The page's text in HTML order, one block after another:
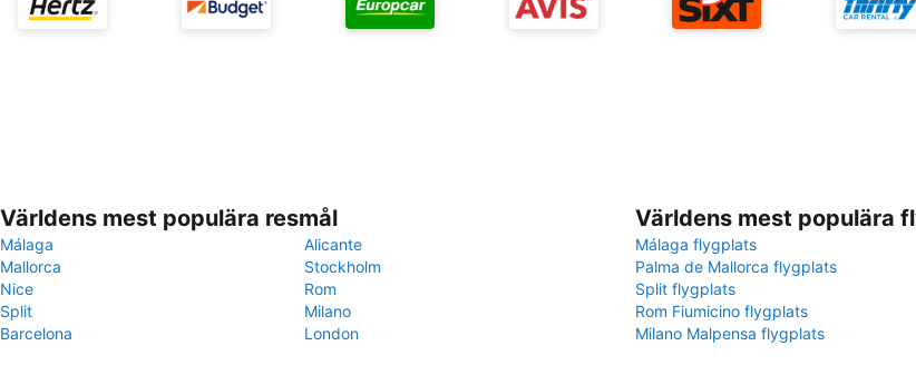
Världens mest populära resmål
Málaga
Alicante
Mallorca
Stockholm
Nice
Rom
Split
Milano
Barcelona
London
Världens mest populära
Málaga flygplats
Palma de Mallorca flygplats
Split flygplats
Rom Fiumicino flygplats
Milano Malpensa flygplats